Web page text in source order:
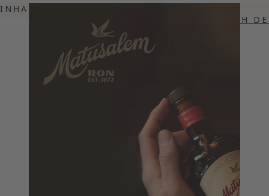
INHALTSVERZEICHNIS
PREMIUM RUM HERGESTELLT NACH
MATUSALEM RUM